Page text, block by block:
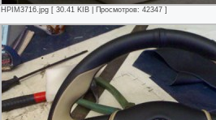
HPIM3716.jpg [ 30.41 KIB | Просмотров: 42347 ]